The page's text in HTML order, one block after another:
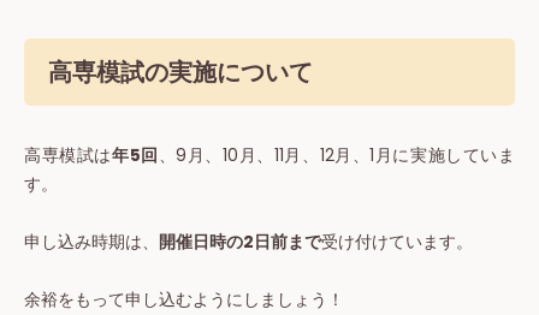
高専模試の実施について
高専模試は年5回、9月、10月、11月、12月、1月に実施していま
す。
申し込み時期は、 開催日時の2日前まで受け付けています。
余裕をもって申し込むようにしましょう！